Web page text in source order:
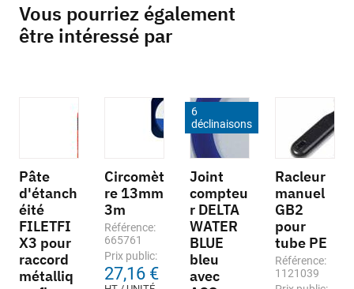
Vous pourriez également
être intéressé par
Pâte
d'étanch
éité
FILETFI
X3 pour
raccord
métalliq
Circomèt
re 13mm
3m
Référence:
665761
Prix public:
27,16 €
6
déclinaisons
Joint
compteu
r DELTA
WATER
BLUE
bleu
avec
Racleur
manuel
GB2
pour
tube PE
Référence:
1121039